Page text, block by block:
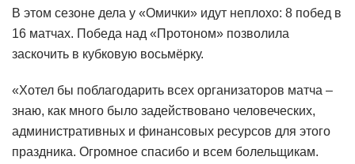
В этом сезоне дела у «Омички» идут неплохо: 8 побед в
16 матчах. Победа над «Протоном» позволила
заскочить в кубковую восьмёрку.
«Хотел бы поблагодарить всех организаторов матча –
знаю, как много было задействовано человеческих,
административных и финансовых ресурсов для этого
праздника. Огромное спасибо и всем болельщикам.